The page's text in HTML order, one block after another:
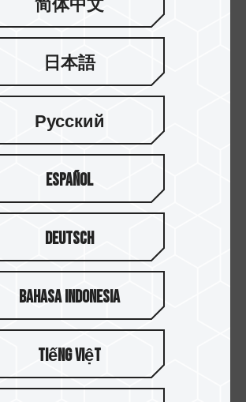
虑“大容量扩展”选择外接式固态硬
也有部分SSD产品体积接近U盘大
科技推出的PD20M 磁吸外接式固态
，可谓是为iPhone 15系列量身定
是，安卓用户若使用带有MagSafe
壳，也可使用PD20M。但需注意，
是苹果独有的标准，不同厂商的磁
有所差异，非原生支持的设备吸附效
所不同。
虑“使用便捷、轻量化”那么
C读卡器的组合更合适。
TEAMGROUP PRO+ MicroSDXC
A2 V30存储卡+TEAMGROUP
I Type-C microSD读卡器，不仅便
，还能充分发挥microSD卡的最大性
简体中文
日本語
Русский
Español
Deutsch
Bahasa Indonesia
Tiếng Việt